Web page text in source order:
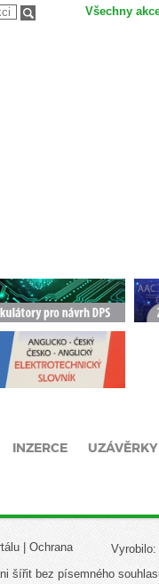
Všechny
INZERCE UZÁVĚRKY
Vyrobilo:
Ochrana
šířit bez písemného